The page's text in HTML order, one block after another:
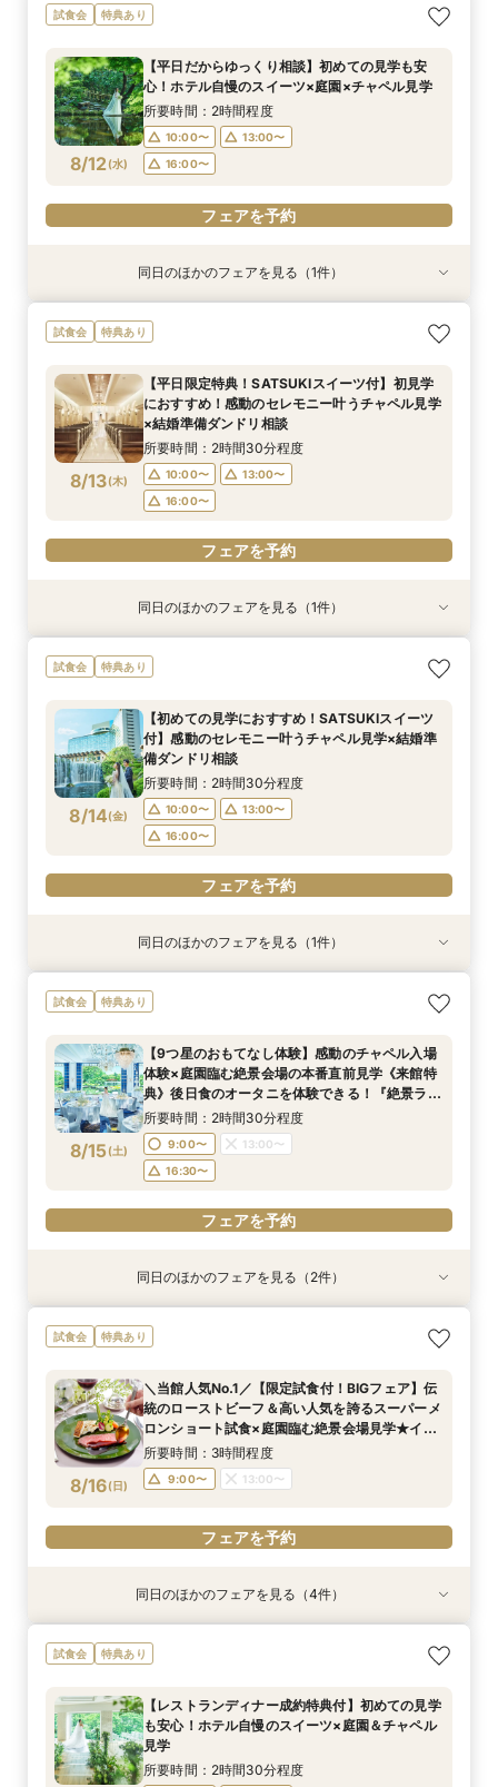
8/11(火)
今年最大BIGフェア【1万坪の日本庭園】本格神殿
＆庭見え絶景会場×受け継がれるローストビーフ
表！60名さま披露宴の場合、最大70万円お得！
所要時間：3時間程度
フェアを予約
8/11(火)
＼会場見学のラストに／チャペル入場体験×庭見
え絶景会場×食のオータニ『絶景ビュッフェ』ご
60名さま披露宴の場合、最大70万円お得！
所要時間：2時間程度
フェアを予約
8/11(火)
【半年に1度のBIGフェア】2〜3件目見学におす
すめ◆料理・見積り・おもてなしを他会場と比較
の違いを整理し、本命会場を見極めたい方へ
所要時間：3時間程度
フェアを予約
試食会 特典あり
8/12(水)
【平日だからゆっくり相談】初めての見学も安
心！ホテル自慢のスイーツ×庭園×チャペル見学
所要時間：2時間程度
10:00〜
13:00〜
16:00〜
フェアを予約
特典あり
8/12(水)
【美しき日本の結婚式】本格神殿＆1万坪の庭園
臨む絶景会場×パティスリーSATSUKIスイーツ体
所要時間：2時間程度
10:00〜
13:00〜
16:00〜
フェアを予約
同日のほかのフェアを見る（1件）
試食会 特典あり
8/13(木)
【平日限定特典！SATSUKIスイーツ付】初見学
におすすめ！感動のセレモニー叶うチャペル見学
×結婚準備ダンドリ相談
所要時間：2時間30分程度
10:00〜
13:00〜
16:00〜
フェアを予約
特典あり
8/13(木)
【1万坪の日本庭園】本格神殿＆庭園臨む絶景会
場×パティスリーSATSUKIスイーツが愉しめる
所要時間：2時間程度
10:00〜
16:00〜
フェアを予約
同日のほかのフェアを見る（1件）
試食会 特典あり
8/14(金)
【初めての見学におすすめ！SATSUKIスイーツ
付】感動のセレモニー叶うチャペル見学×結婚準
備ダンドリ相談
所要時間：2時間30分程度
10:00〜
13:00〜
16:00〜
フェアを予約
特典あり
8/14(金)
【美しき日本の結婚式】本格神殿＆1万坪の庭園
臨む絶景会場×パティスリーSATSUKIスイーツ体
所要時間：2時間程度
10:00〜
13:00〜
16:00〜
フェアを予約
同日のほかのフェアを見る（1件）
試食会 特典あり
8/15(土)
【9つ星のおもてなし体験】感動のチャペル入場
体験×庭園臨む絶景会場の本番直前見学《来館特
典》後日食のオータニを体験できる！『絶景ラン
チビュッフェ』ご招待
所要時間：2時間30分程度
9:00〜
13:00〜
16:30〜
フェアを予約
特典あり
8/15(土)
【2〜3件目見学におすすめ】見積り×おもてなし
徹底比較×絶景ランチビュッフェ券付！ホテル婚
本命会場を見極めたい方におすすめ
所要時間：2時間30分程度
9:00〜
13:00〜
16:30〜
特典あり
8/15(土)
【1万坪の日本庭園】本格神殿・庭見え会場見学
×『絶景ビュッフェ』ご招待＆フェア成約特典付
9:00〜
13:00〜
16:30〜
フェアを予約
同日のほかのフェアを見る（2件）
試食会 特典あり
8/16(日)
＼当館人気No.1／【限定試食付！BIGフェア】伝
統のローストビーフ＆高い人気を誇るスーパーメ
ロンショート試食×庭園臨む絶景会場見学★イ
メージ膨らむチャペル入場体験もご用意！
所要時間：3時間程度
9:00〜 13:00〜
フェアを予約
特典あり
8/16(日)
【会場見学のラストにおすすめ！決め手が見つか
る】徹底比較相談×チャペル入場体験と庭見え絶
レゼント
所要時間：2時間程度
16:30〜
特典あり
8/16(日)
【2〜3件目見学におすすめ】料理・見積り・お
もてなしを他会場と比較しながら確認できる相談
理しながら、本命会場を見極めたい方におすす
め！
所要時間：3時間程度
9:00〜
特典あり
8/16(日)
【27年2月までの結婚式がお得】限定プラン大公
開×直近ウエディング相談＆美食体験《成約特
円ご優待！
所要時間：3時間程度
9:00〜
特典あり
8/16(日)
《和婚検討の方必見》本格神殿＆1万坪の庭園臨
む絶景会場×伝統ローストビーフ＆メディアでも
所要時間：3時間程度
9:00〜
同日のほかのフェアを見る（4件）
試食会 特典あり
【レストランディナー成約特典付】初めての見学
も安心！ホテル自慢のスイーツ×庭園＆チャペル
見学
所要時間：2時間30分程度